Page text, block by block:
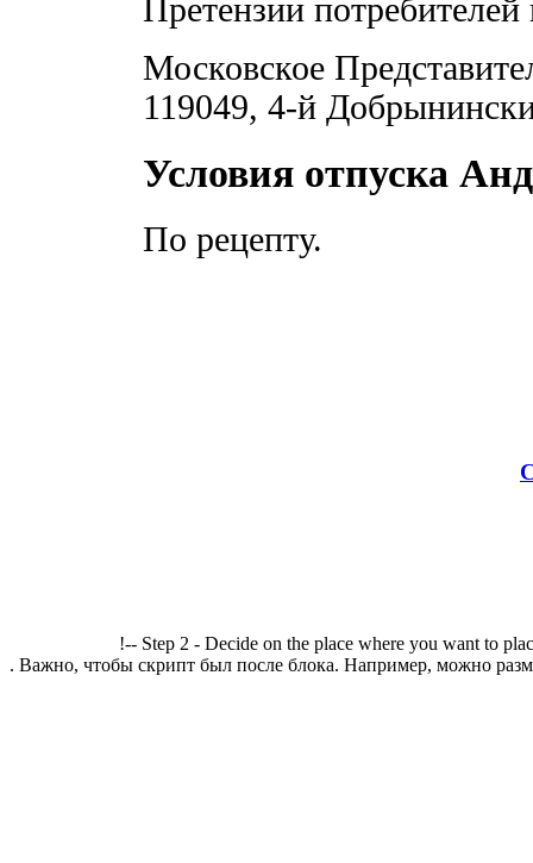
Претензии потребителей
Московское
119049, 4-й
Условия отпуска
По рецепту.
!-- Step 2 - Decide on the place where you want to
. Важно, чтобы скрипт был после блока. Например, можно